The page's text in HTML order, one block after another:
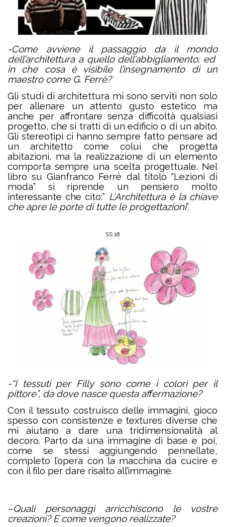
-Come avviene il passaggio da il mondo
dell’architettura a quello dell’abbigliamento; ed
in che cosa è visibile l’insegnamento di un
maestro come G. Ferrè?
Gli studi di architettura mi sono serviti non solo
per allenare un attento gusto estetico ma
anche per affrontare senza difficoltà qualsiasi
progetto, che si tratti di un edificio o di un abito.
Gli stereotipi ci hanno sempre fatto pensare ad
un architetto come colui che progetta
abitazioni, ma la realizzazione di un elemento
comporta sempre una scelta progettuale. Nel
libro su Gianfranco Ferrè dal titolo “Lezioni di
moda” si riprende un pensiero molto
interessante che cito:” L’Architettura è la chiave
che apre le porte di tutte le progettazioni”.
SS 18
-“I tessuti per Filly sono come i colori per il
pittore”, da dove nasce questa affermazione?
Con il tessuto costruisco delle immagini, gioco
spesso con consistenze e textures diverse che
mi aiutano a dare una tridimensionalità al
decoro. Parto da una immagine di base e poi,
come se stessi aggiungendo pennellate,
completo l’opera con la macchina da cucire e
con il filo per dare risalto all’immagine.
–Quali personaggi arricchiscono le vostre
creazioni? E come vengono realizzate?